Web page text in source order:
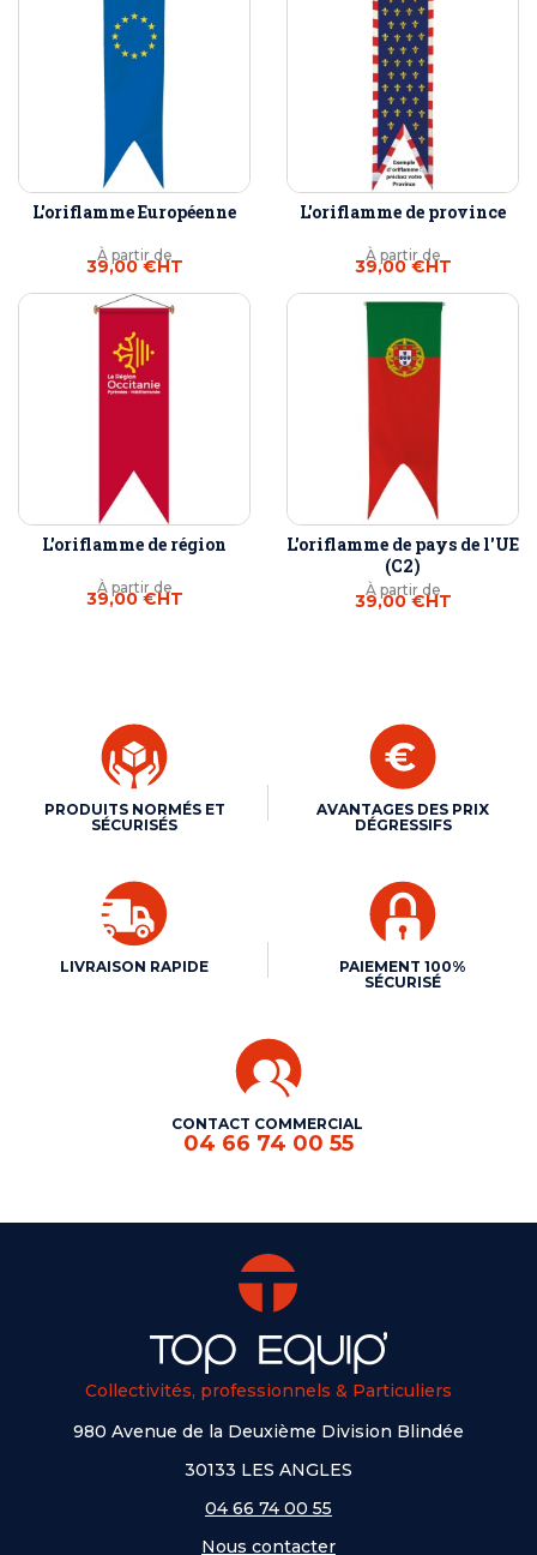
L'oriflamme Européenne
À partir de
39,00 €HT
L'oriflamme de province
À partir de
39,00 €HT
L'oriflamme de région
À partir de
39,00 €HT
L'oriflamme de pays de l'UE
(C2)
À partir de
39,00 €HT
PRODUITS NORMÉS ET
SÉCURISÉS
AVANTAGES DES PRIX
DÉGRESSIFS
LIVRAISON RAPIDE
PAIEMENT 100%
SÉCURISÉ
CONTACT COMMERCIAL
04 66 74 00 55
Collectivités, professionnels & Particuliers
980 Avenue de la Deuxième Division Blindée
30133 LES ANGLES
04 66 74 00 55
Nous contacter